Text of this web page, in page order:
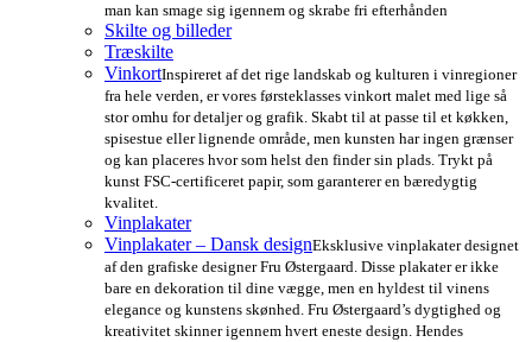
man kan smage sig igennem og skrabe fri efterhånden
Skilte og billeder
Træskilte
VinkortInspireret af det rige landskab og kulturen i vinregioner
fra hele verden, er vores førsteklasses vinkort malet med lige så
stor omhu for detaljer og grafik. Skabt til at passe til et køkken,
spisestue eller lignende område, men kunsten har ingen grænser
og kan placeres hvor som helst den finder sin plads. Trykt på
kunst FSC-certificeret papir, som garanterer en bæredygtig
kvalitet.
Vinplakater
Vinplakater – Dansk designEksklusive vinplakater designet
af den grafiske designer Fru Østergaard. Disse plakater er ikke
bare en dekoration til dine vægge, men en hyldest til vinens
elegance og kunstens skønhed. Fru Østergaard’s dygtighed og
kreativitet skinner igennem hvert eneste design. Hendes